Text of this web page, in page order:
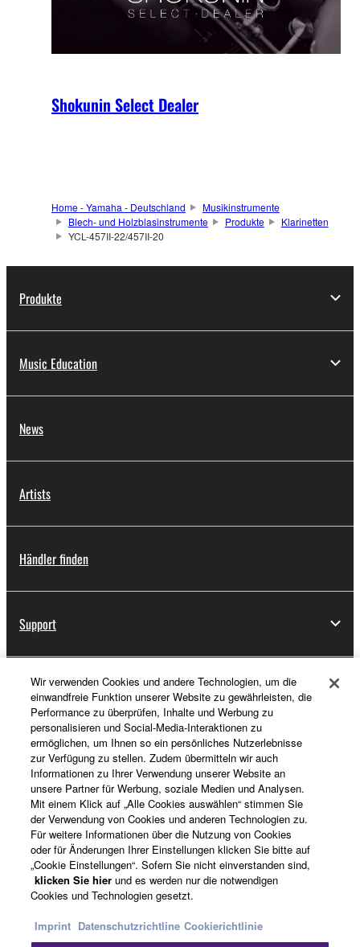
Shokunin Select Dealer
Home - Yamaha - Deutschland
Musikinstrumente
Blech- und Holzblasinstrumente
Produkte
Klarinetten
YCL-457II-22/457II-20
Produkte
Music Education
News
Artists
Händler finden
Support
Registrierung von „Yamaha Music ID“
Über Yamaha
Deutschland - German
Business
Wir verwenden Cookies und andere Technologien, um die
einwandfreie Funktion unserer Website zu gewährleisten, die
Performance zu überprüfen, Inhalte und Werbung zu
personalisieren und Social-Media-Interaktionen zu
ermöglichen, um Ihnen so ein persönliches Nutzerlebnisse
zur Verfügung zu stellen. Zudem übermitteln wir auch
Informationen zu Ihrer Verwendung unserer Website an
unsere Partner für Werbung, soziale Medien und Analysen.
Mit einem Klick auf „Alle Cookies auswählen“ stimmen Sie
der Verwendung von Cookies und anderen Technologien zu.
Für weitere Informationen über die Nutzung von Cookies
oder für Änderungen Ihrer Einstellungen klicken Sie bitte auf
„Cookie Einstellungen“. Sofern Sie nicht einverstanden sind,
klicken Sie hier und es werden nur die notwendigen
Cookies und Technologien gesetzt.
Imprint Datenschutzrichtline Cookierichtlinie